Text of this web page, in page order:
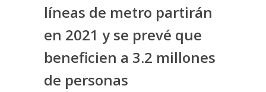
líneas de metro partirán
en 2021 y se prevé que
beneficien a 3.2 millones
de personas